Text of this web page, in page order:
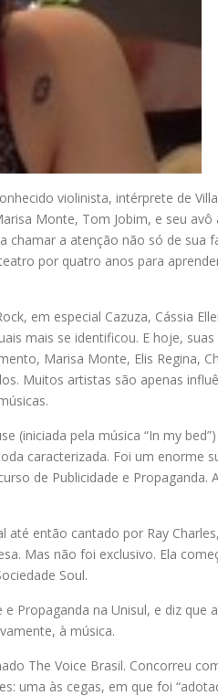
violinista, intérprete de
Monte, Tom Jobim, e seu
a atenção não só de sua
por quatro anos para
em especial Cazuza, Cássia
mais se identificou. E hoje,
Marisa Monte, Elis Regina,
Muitos artistas são apenas
(iniciada pela música “In my
caracterizada. Foi um enorme
de Publicidade e
então cantado por Ray
Mas não foi exclusivo. Ela
Soul.
Propaganda na Unisul, e diz
à música.
The Voice Brasil. Concorreu
uma às cegas, em que foi